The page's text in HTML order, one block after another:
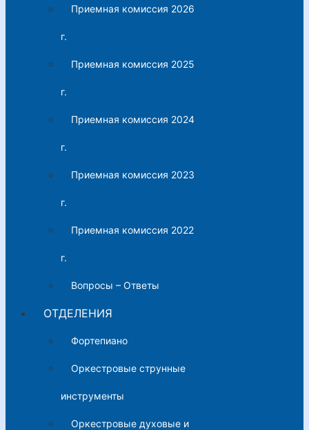
Приемная комиссия 2026
г.
Приемная комиссия 2025
г.
Приемная комиссия 2024
г.
Приемная комиссия 2023
г.
Приемная комиссия 2022
г.
Вопросы – Ответы
ОТДЕЛЕНИЯ
Фортепиано
Оркестровые струнные
инструменты
Оркестровые духовые и